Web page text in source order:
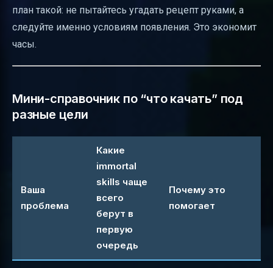
план такой: не пытайтесь угадать рецепт руками, а
следуйте именно условиям появления. Это экономит
часы.
Мини-справочник по “что качать” под
разные цели
Ваша
проблема
Какие
immortal
skills чаще
всего
берут в
первую
очередь
Почему это
помогает